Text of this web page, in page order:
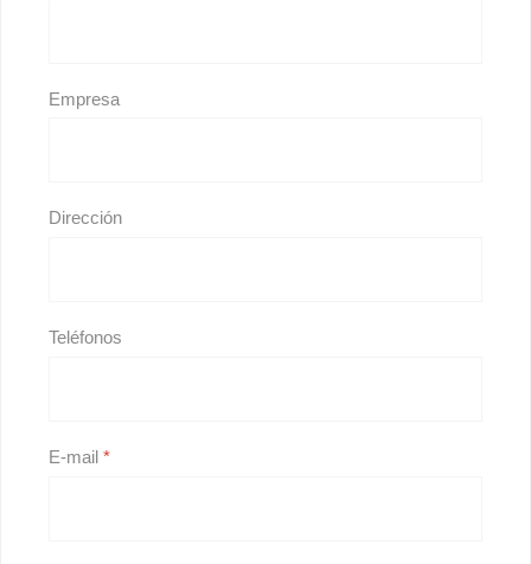
Empresa
Dirección
Teléfonos
E-mail *